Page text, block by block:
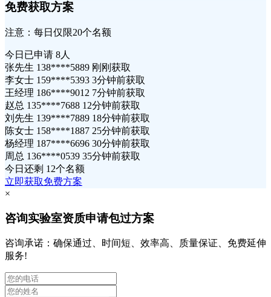
免费获取方案
注意：每日仅限20个名额
今日已申请 8人
张先生 138****5889 刚刚获取
李女士 159****5393 3分钟前获取
王经理 186****9012 7分钟前获取
赵总 135****7688 12分钟前获取
刘先生 139****7889 18分钟前获取
陈女士 158****1887 25分钟前获取
杨经理 187****6696 30分钟前获取
周总 136****0539 35分钟前获取
今日还剩 12个名额
立即获取免费方案
×
咨询实验室资质申请包过方案
咨询承诺：确保通过、时间短、效率高、质量保证、免费延伸
服务!